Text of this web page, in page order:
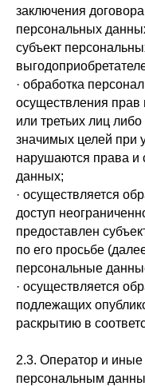
заключения
персональных
субъект
· обработка
осуществления прав
или третьих лиц
значимых целей при
нарушаются права и
данных;
· осуществляется
доступ
предоставлен
по его просьбе
персональные
· осуществляется
подлежащих
раскрытию в
2.3. Оператор и
персональным